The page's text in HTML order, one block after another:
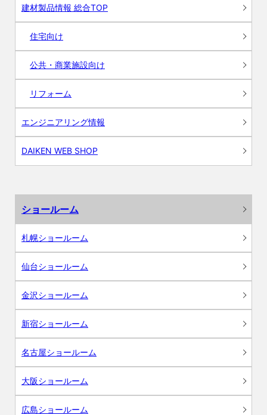
建材製品情報 総合TOP
住宅向け
公共・商業施設向け
リフォーム
エンジニアリング情報
DAIKEN WEB SHOP
ショールーム
札幌ショールーム
仙台ショールーム
金沢ショールーム
新宿ショールーム
名古屋ショールーム
大阪ショールーム
広島ショールーム